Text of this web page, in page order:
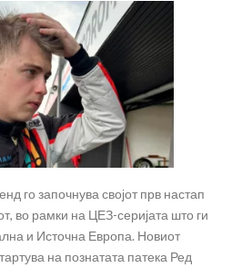
е едноставна”
за трансфер во Барселона, Реал Мадрид
останува во Реал Мадрид до 2032
во Формула 1: Не можеме да одиме
на Ливерпул за трансферот
го започнува својот прв настап
во рамки на ЦЕЗ-серијата што ги
и Источна Европа. Новиот
на познатата патека Ред